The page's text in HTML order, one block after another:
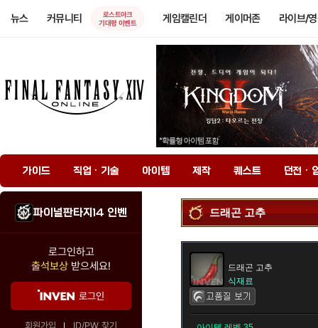
뉴스 커뮤니티
로스트아크
기대평 이벤트
게임캘린더 게이머존 라이브/
가이드 직업 · 기술 아이템 제작 퀘스트 던전 ·
파이널판타지14 인벤
로그인하고
출석보상 받으세요!
로그인
회원가입 ID/PW 찾기
드래곤 고추
드래곤 고추
식재료